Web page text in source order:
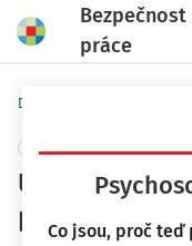
práce
Co jsou, proč
Domů
+ PŘIDAT VLASTNÍ
Úrazové
provedení